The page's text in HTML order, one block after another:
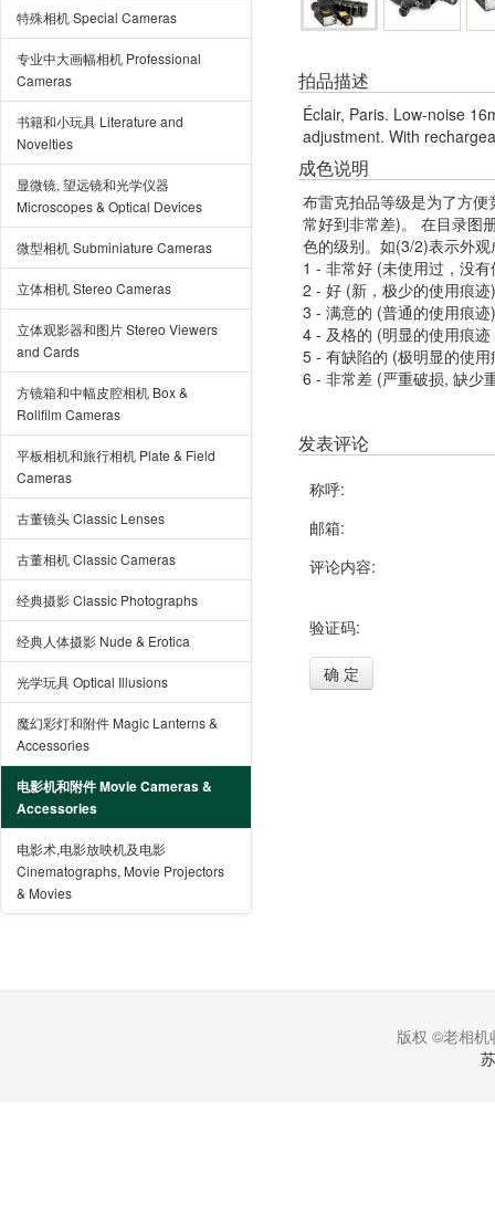
特殊相机 Special Cameras
专业中大画幅相机 Professional
Cameras
书籍和小玩具 Literature and
Novelties
显微镜, 望远镜和光学仪器
Microscopes & Optical Devices
微型相机 Subminiature Cameras
立体相机 Stereo Cameras
立体观影器和图片 Stereo Viewers
and Cards
方镜箱和中幅皮腔相机 Box &
Rollfilm Cameras
平板相机和旅行相机 Plate & Field
Cameras
古董镜头 Classic Lenses
古董相机 Classic Cameras
经典摄影 Classic Photographs
经典人体摄影 Nude & Erotica
光学玩具 Optical Illusions
魔幻彩灯和附件 Magic Lanterns &
Accessories
电影机和附件 Movie Cameras &
Accessories
电影术,电影放映机及电影
Cinematographs, Movie Projectors
& Movies
拍品描述
Éclair, Paris. Low-noise
adjustment. With
成色说明
布雷克拍品等级是为了方
常好到非常差)。 在目录图
色的级别。如(3/2)表示外
1 - 非常好 (未使用过，没
2 - 好 (新，极少的使用痕迹)
3 - 满意的 (普通的使用痕迹)
4 - 及格的 (明显的使用痕
5 - 有缺陷的 (极明显的使
6 - 非常差 (严重破损, 缺少
发表评论
称呼:
邮箱:
评论内容:
验证码:
确 定
版权 ©老相